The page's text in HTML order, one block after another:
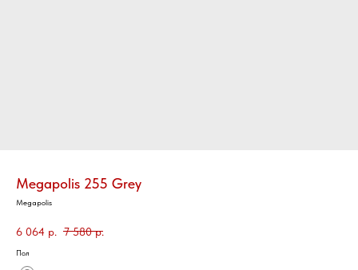
Megapolis 255 Grey
Megapolis
6 064 р. 7 580 р.
Пол